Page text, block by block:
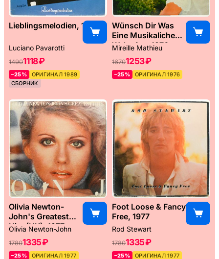
Lieblingsmelodien, 1989
Luciano Pavarotti
14901118 ₽
–25%
ОРИГИНАЛ 1989
СБОРНИК
Wünsch Dir Was
Eine Musikaliche
Weltreise, 1976
Mireille Mathieu
16701253 ₽
–25% ОРИГИНАЛ 1976
Olivia Newton-
John's Greatest
Hits (UK), 1977
Olivia Newton-John
17801335 ₽
–25% ОРИГИНАЛ 1977
Foot Loose & Fancy
Free, 1977
Rod Stewart
17801335 ₽
–25% ОРИГИНАЛ 1977